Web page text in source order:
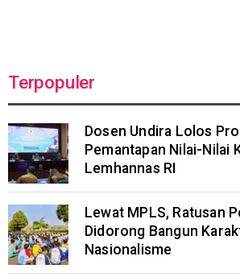
Terpopuler
Dosen Undira Lolos
Pemantapan Nilai-Nilai
Lemhannas RI
Lewat MPLS, Ratusan
Didorong Bangun
Nasionalisme